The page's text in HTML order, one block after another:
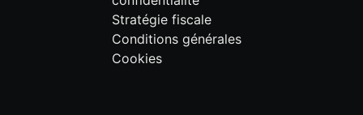
Stratégie fiscale
Conditions générales
Cookies